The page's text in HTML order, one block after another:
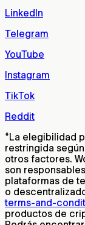
LinkedIn
Telegram
YouTube
Instagram
TikTok
Reddit
*La elegibilidad
restringida
otros factores.
son
plataformas de
o
terms-and-
productos de